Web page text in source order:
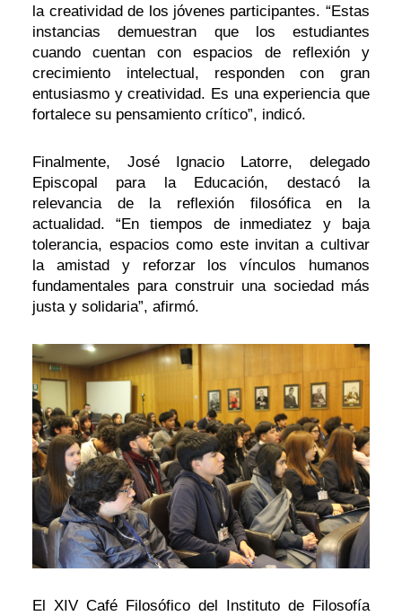
la creatividad de los jóvenes participantes. “Estas
instancias demuestran que los estudiantes
cuando cuentan con espacios de reflexión y
crecimiento intelectual, responden con gran
entusiasmo y creatividad. Es una experiencia que
fortalece su pensamiento crítico”, indicó.
Finalmente, José Ignacio Latorre, delegado
Episcopal para la Educación, destacó la
relevancia de la reflexión filosófica en la
actualidad. “En tiempos de inmediatez y baja
tolerancia, espacios como este invitan a cultivar
la amistad y reforzar los vínculos humanos
fundamentales para construir una sociedad más
justa y solidaria”, afirmó.
El XIV Café Filosófico del Instituto de Filosofía